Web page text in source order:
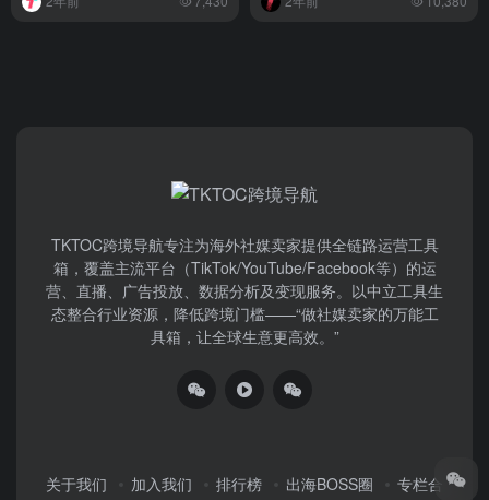
TKTOC跨境导航​专注为海外社媒卖家提供全链路运营工具
箱，覆盖主流平台（TikTok/YouTube/Facebook等）​的运
营、直播、广告投放、数据分析及变现服务。以中立工具生
态整合行业资源，降低跨境门槛——“做社媒卖家的万能工
具箱，让全球生意更高效。”
关于我们 加入我们 排行榜 出海BOSS圈
专栏合